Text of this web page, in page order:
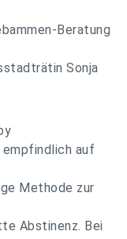
Beratung
Sonja
auf
Methode zur
Abstinenz. Bei